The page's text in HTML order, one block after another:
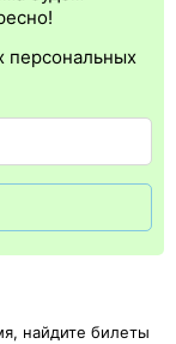
в том, что
всех заказов,
А в случае
персональных
найдите билеты